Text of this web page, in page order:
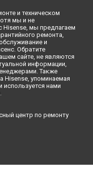
и техническом
мы и не
мы предлагаем
ремонта,
и
Обратите
сайте, не являются
информации,
Также
Hisense, упоминаемая
используется нами
центр по ремонту